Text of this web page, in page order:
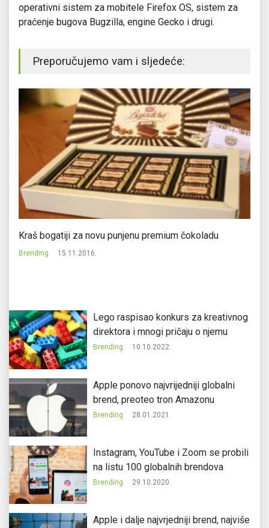
operativni sistem za mobitele Firefox OS, sistem za
praćenje bugova Bugzilla, engine Gecko i drugi.
Preporučujemo vam i sljedeće:
Kraš bogatiji za novu punjenu premium čokoladu
Brending 15.11.2016.
Lego raspisao konkurs za kreativnog
direktora i mnogi pričaju o njemu
Brending 10.10.2022.
Apple ponovo najvrijedniji globalni
brend, preoteo tron Amazonu
Brending 28.01.2021.
Instagram, YouTube i Zoom se probili
na listu 100 globalnih brendova
Brending 29.10.2020.
Apple i dalje najvrjedniji brend, najviše